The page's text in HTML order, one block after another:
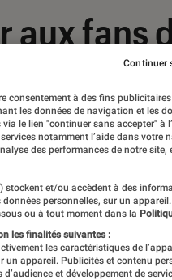
aux fans
Les
consentement à des fins
les données de navigation et les
le lien "continuer sans accepter" à
notamment l’aide dans votre
des performances de notre site,
stockent et/ou accèdent à des
personnelles, sur un
ou à tout moment dans la
les finalités suivantes :
les caractéristiques de
un appareil. Publicités et contenu
et développement de
Continuer